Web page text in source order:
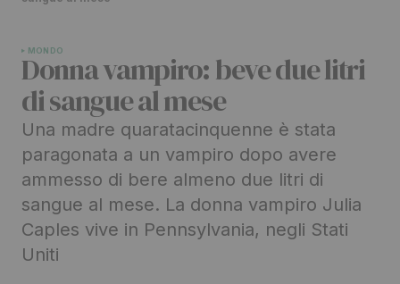
MONDO
Donna vampiro: beve due litri
di sangue al mese
Una madre quaratacinquenne è stata
paragonata a un vampiro dopo avere
ammesso di bere almeno due litri di
sangue al mese. La donna vampiro Julia
Caples vive in Pennsylvania, negli Stati
Uniti